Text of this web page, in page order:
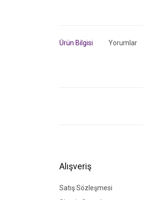
Ürün Bilgisi Yorumlar
Ürün fiyatı diğer sitelerden
Bu ürüne benzer farklı
Alışveriş
Satış Sözleşmesi